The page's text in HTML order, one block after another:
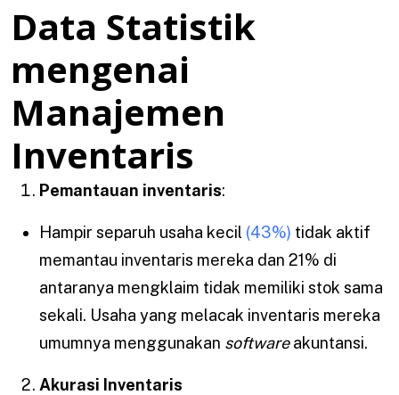
Data Statistik
mengenai
Manajemen
Inventaris
Pemantauan inventaris:
Hampir separuh usaha kecil (43%) tidak aktif
memantau inventaris mereka dan 21% di
antaranya mengklaim tidak memiliki stok sama
sekali. Usaha yang melacak inventaris mereka
umumnya menggunakan softwareakuntansi.
Akurasi Inventaris